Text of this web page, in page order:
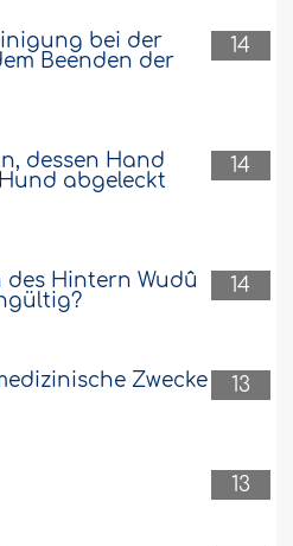
des Sorgens für die
zwei Söhne und
Und wie
adoptiere?..
16-10-2018
14
bei der
Beenden der
14
dessen Hand
abgeleckt
14
Hintern Wudû
13
Zwecke
13